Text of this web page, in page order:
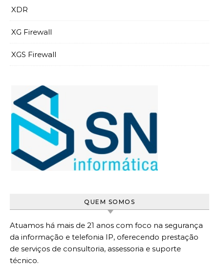
XDR
XG Firewall
XGS Firewall
QUEM SOMOS
Atuamos há mais de 21 anos com foco na segurança
da informação e telefonia IP, oferecendo prestação
de serviços de consultoria, assessoria e suporte
técnico.